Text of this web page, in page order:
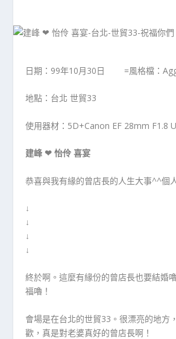
日期：99年10月30日 =風格檔：
地點：台北 世貿33
使用器材：5D+Canon EF 28mm F1.8
建峰 ❤ 怡伶 喜宴
恭喜與我有緣的曾店長的人生大事^^個
↓
↓
↓
↓
終於啊。這麼有緣份的曾店長也要結婚
福嚕！
會場是在台北的世貿33。很漂亮的地方
歡，真是對老婆真好的曾店長啊！